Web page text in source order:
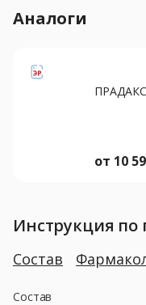
Аналоги
от 10
Инструкция
Состав
Состав